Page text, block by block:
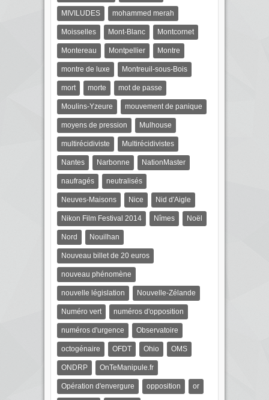
MIVILUDES mohammed merah
Moisselles Mont-Blanc Montcornet
Montereau Montpellier Montre
montre de luxe Montreuil-sous-Bois
mort morte mot de passe
Moulins-Yzeure mouvement de panique
moyens de pression Mulhouse
multirécidiviste Multirécidivistes
Nantes Narbonne NationMaster
naufragés neutralisés
Neuves-Maisons Nice Nid d'Aigle
Nikon Film Festival 2014 Nîmes Noël
Nord Nouilhan
Nouveau billet de 20 euros
nouveau phénomène
nouvelle législation Nouvelle-Zélande
Numéro vert numéros d'opposition
numéros d'urgence Observatoire
octogénaire OFDT Ohio OMS
ONDRP OnTeManipule.fr
Opération d'envergure opposition or